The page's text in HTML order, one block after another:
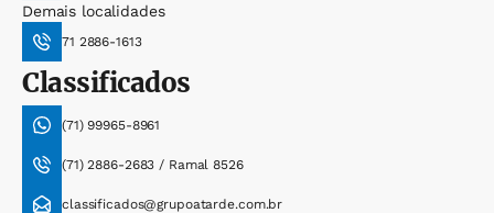
Demais localidades
71 2886-1613
Classificados
(71) 99965-8961
(71) 2886-2683 / Ramal 8526
classificados@grupoatarde.com.br